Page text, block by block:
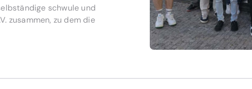
schwule und
zusammen, zu dem die